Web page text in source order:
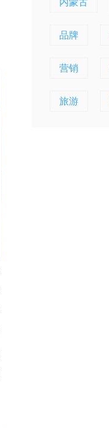
内蒙古
品牌
营销
旅游